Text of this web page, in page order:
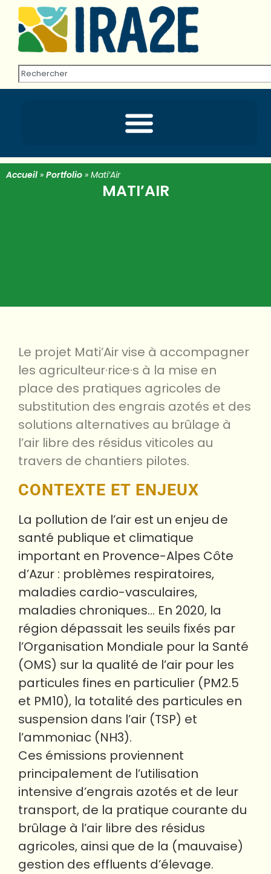
Accueil » Portfolio » Mati’Air
MATI’AIR
Le projet Mati’Air vise à accompagner
les agriculteur·rice·s à la mise en
place des pratiques agricoles de
substitution des engrais azotés et des
solutions alternatives au brûlage à
l’air libre des résidus viticoles au
travers de chantiers pilotes.
CONTEXTE ET ENJEUX
La pollution de l’air est un enjeu de
santé publique et climatique
important en Provence-Alpes Côte
d’Azur : problèmes respiratoires,
maladies cardio-vasculaires,
maladies chroniques… En 2020, la
région dépassait les seuils fixés par
l’Organisation Mondiale pour la Santé
(OMS) sur la qualité de l’air pour les
particules fines en particulier (PM2.5
et PM10), la totalité des particules en
suspension dans l’air (TSP) et
l’ammoniac (NH3).
Ces émissions proviennent
principalement de l’utilisation
intensive d’engrais azotés et de leur
transport, de la pratique courante du
brûlage à l’air libre des résidus
agricoles, ainsi que de la (mauvaise)
gestion des effluents d’élevage.